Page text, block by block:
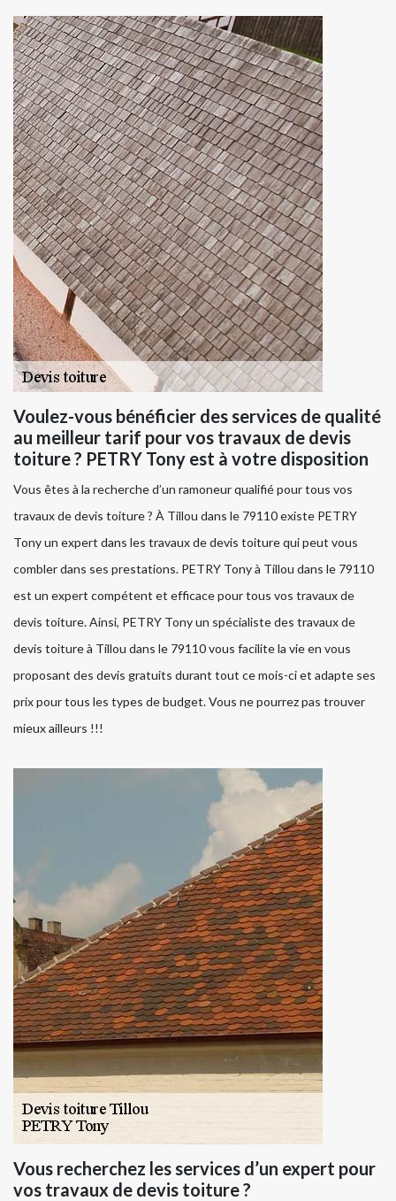
Voulez-vous bénéficier des services de qualité
au meilleur tarif pour vos travaux de devis
toiture ? PETRY Tony est à votre disposition
Vous êtes à la recherche d’un ramoneur qualifié pour tous vos
travaux de devis toiture ? À Tillou dans le 79110 existe PETRY
Tony un expert dans les travaux de devis toiture qui peut vous
combler dans ses prestations. PETRY Tony à Tillou dans le 79110
est un expert compétent et efficace pour tous vos travaux de
devis toiture. Ainsi, PETRY Tony un spécialiste des travaux de
devis toiture à Tillou dans le 79110 vous facilite la vie en vous
proposant des devis gratuits durant tout ce mois-ci et adapte ses
prix pour tous les types de budget. Vous ne pourrez pas trouver
mieux ailleurs !!!
Vous recherchez les services d’un expert pour
vos travaux de devis toiture ?